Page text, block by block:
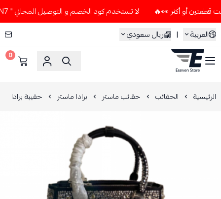
لا تستخدم كود الخصم و التوصيل المجاني " N7 " إلا إذا طلبت قطعتين أو أكثر 👀🔥
العربية
| ريال سعودي
ESEVEN STORE
0
الرئيسية الحقائب حقائب ماستر برادا ماستر حقيبة برادا